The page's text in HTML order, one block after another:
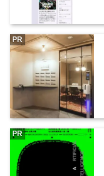
PR
PR